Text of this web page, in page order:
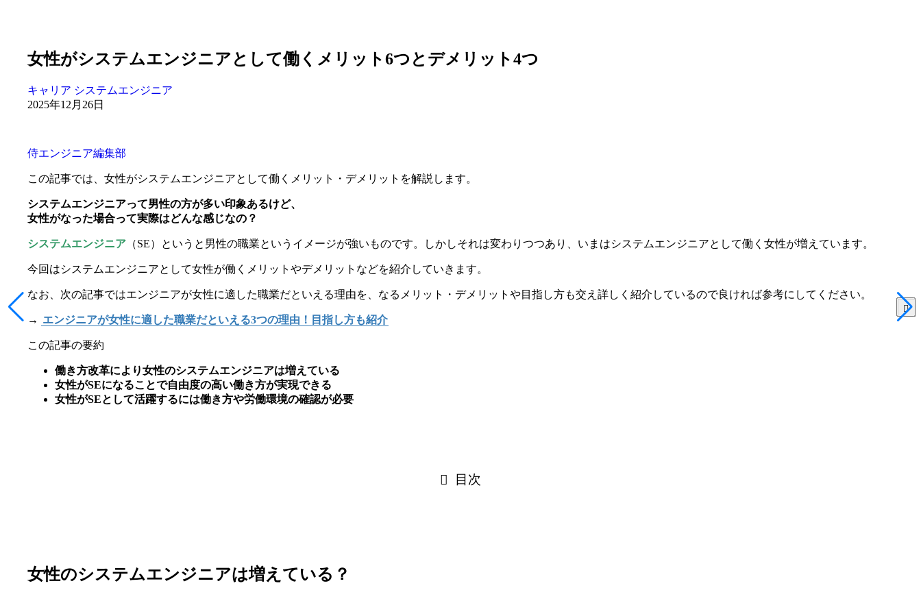
女性がシステムエンジニアとして働くメリット6つとデメリット4つ
キャリア システムエンジニア
2025年12月26日
侍エンジニア編集部
この記事では、女性がシステムエンジニアとして働くメリット・デメリットを解説します。
システムエンジニアって男性の方が多い印象あるけど、
女性がなった場合って実際はどんな感じなの？
システムエンジニア （SE）というと男性の職業というイメージが強いものです。しかしそれは変わりつつあり、いまはシステムエンジニアとして働く女性が増えています。
今回はシステムエンジニアとして女性が働くメリットやデメリットなどを紹介していきます。
なお、次の記事ではエンジニアが女性に適した職業だといえる理由を、なるメリット・デメリットや目指し方も交え詳しく紹介しているので良ければ参考にしてください。
→ エンジニアが女性に適した職業だといえる3つの理由！目指し方も紹介
この記事の要約
働き方改革により女性のシステムエンジニアは増えている
女性がSEになることで自由度の高い働き方が実現できる
女性がSEとして活躍するには働き方や労働環境の確認が必要
目次
女性のシステムエンジニアは増えている？